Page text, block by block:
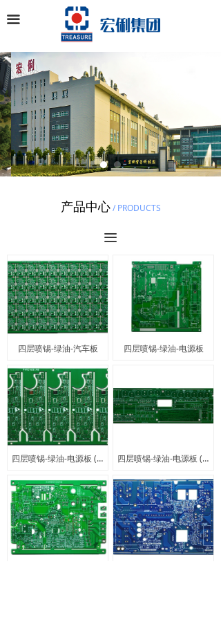
끀
产品中心/ PRODUCTS
끀
四层喷锡-绿油-汽车板 四层喷锡-绿油-电源板
四层喷锡-绿油-电源板 (4) 四层喷锡-绿油-电源板 (3)